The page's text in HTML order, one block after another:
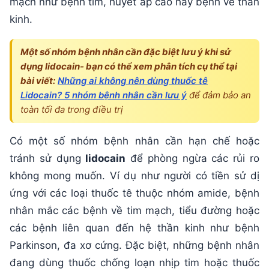
kinh.
Một số nhóm bệnh nhân cần đặc biệt lưu ý khi sử
dụng lidocain- bạn có thể xem phân tích cụ thể tại
bài viết: Những ai không nên dùng thuốc tê
Lidocain? 5 nhóm bệnh nhân cần lưu ý để đảm bảo an
toàn tối đa trong điều trị
Có một số nhóm bệnh nhân cần hạn chế hoặc
tránh sử dụng lidocain để phòng ngừa các rủi ro
không mong muốn. Ví dụ như người có tiền sử dị
ứng với các loại thuốc tê thuộc nhóm amide, bệnh
nhân mắc các bệnh về tim mạch, tiểu đường hoặc
các bệnh liên quan đến hệ thần kinh như bệnh
Parkinson, đa xơ cứng. Đặc biệt, những bệnh nhân
đang dùng thuốc chống loạn nhịp tim hoặc thuốc